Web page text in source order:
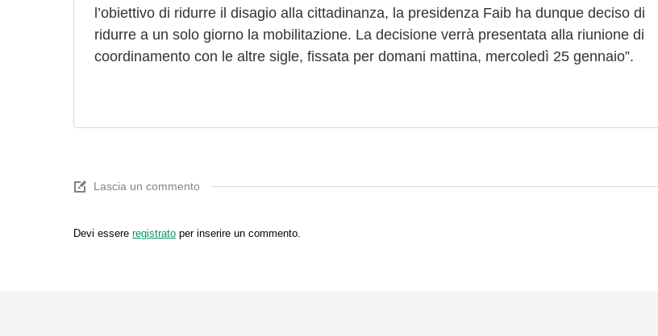
l’obiettivo di ridurre il disagio alla cittadinanza, la presidenza Faib ha dunque deciso di
ridurre a un solo giorno la mobilitazione. La decisione verrà presentata alla riunione di
coordinamento con le altre sigle, fissata per domani mattina, mercoledì 25 gennaio”.
Lascia un commento
Devi essere registrato per inserire un commento.